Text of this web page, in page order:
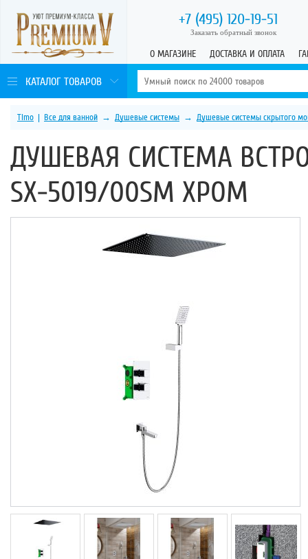
+7 (495) 120-19-51
Заказать обратный звонок
О МАГАЗИНЕ ДОСТАВКА И ОПЛАТА
КАТАЛОГ ТОВАРОВ
Timo | Все для ванной → Душевые системы → Душевые системы скрытого
ДУШЕВАЯ СИСТЕМА
SX-5019/00SM ХРОМ